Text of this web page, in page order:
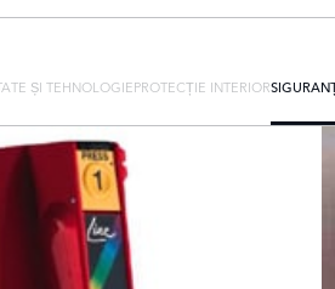
ȘI TEHNOLOGIEPROTECȚIE INTERIOR